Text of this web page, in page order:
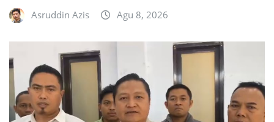
Asruddin Azis Agu 8, 2026